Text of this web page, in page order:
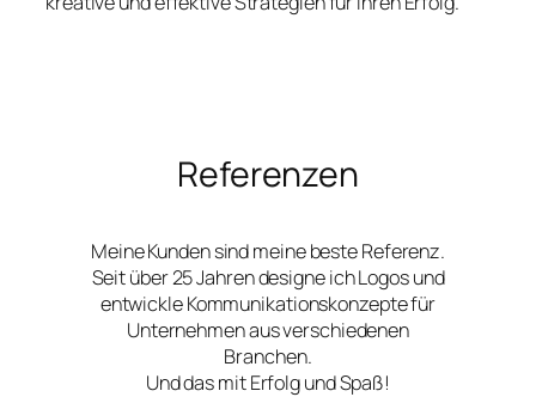
Referenzen
Meine Kunden sind meine beste Referenz.
Seit über 25 Jahren designe ich Logos und
entwickle Kommunikationskonzepte für
Unternehmen aus verschiedenen
Branchen.
Und das mit Erfolg und Spaß!